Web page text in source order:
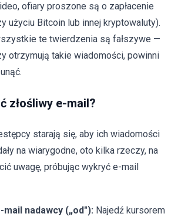
ofiary proszone są o zapłacenie
użyciu Bitcoin lub innej kryptowaluty).
te twierdzenia są fałszywe —
otrzymują takie wiadomości, powinni
złośliwy e-mail?
starają się, aby ich wiadomości
na wiarygodne, oto kilka rzeczy, na
uwagę, próbując wykryć e-mail
nadawcy („od"): Najedź kursorem